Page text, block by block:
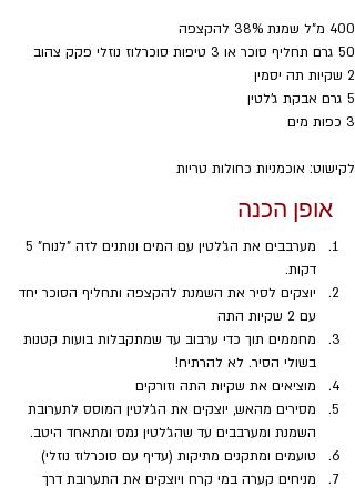
400 מ"ל שמנת 38% להקצפה
50 גרם תחליף סוכר או 3 טיפות סוכרלוז נוזלי פקק צהוב
2 שקיות תה יסמין
5 גרם אבקת ג'לטין
3 כפות מים
לקישוט: אוכמניות כחולות טריות
אופן הכנה
דקות.
יוצקים לסיר את השמנת להקצפה ותחליף הסוכר יחד
עם 2 שקיות התה
מחממים תוך כדי ערבוב עד שמתקבלות בועות קטנות
בשולי הסיר. לא להרתיח!
מוציאים את שקיות התה וזורקים
מסירים מהאש, יוצקים את הג'לטין המוסס לתערובת
השמנת ומערבבים עד שהג'לטין נמס ומתאחד היטב.
טועמים ומתקנים מתיקות (עדיף עם סוכרלוז נוזלי)
מניחים קערה במי קרח ויוצקים את התערובת דרך